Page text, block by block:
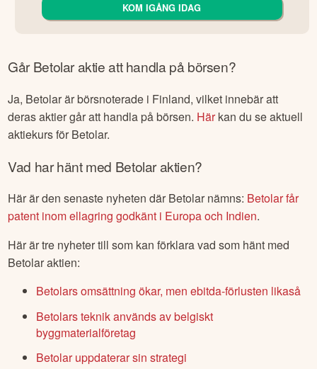
KOM IGÅNG IDAG
GårBetolaraktie att handla på börsen?
Ja, Betolarär börsnoterade i Finland, vilket innebär att
deras aktier går att handla på börsen. Härkan du se aktuell
aktiekurs för Betolar.
Vad har hänt med Betolaraktien?
Här är den senaste nyheten där Betolar nämns: Betolar får
patent inom ellagring godkänt i Europa och Indien.
Här är tre nyheter till som kan förklara vad som hänt med
Betolaraktien:
Betolars omsättning ökar, men ebitda-förlusten likaså
Betolars teknik används av belgiskt
byggmaterialföretag
Betolar uppdaterar sin strategi